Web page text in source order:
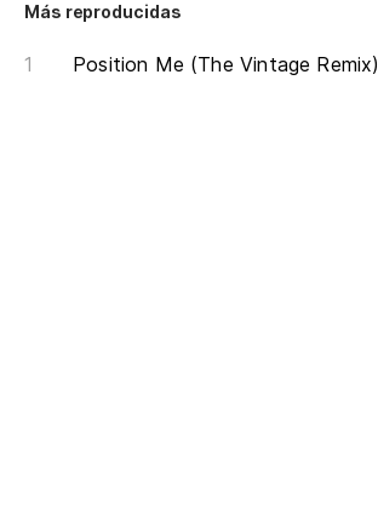
Más reproducidas
Position Me (The Vintage Remix)